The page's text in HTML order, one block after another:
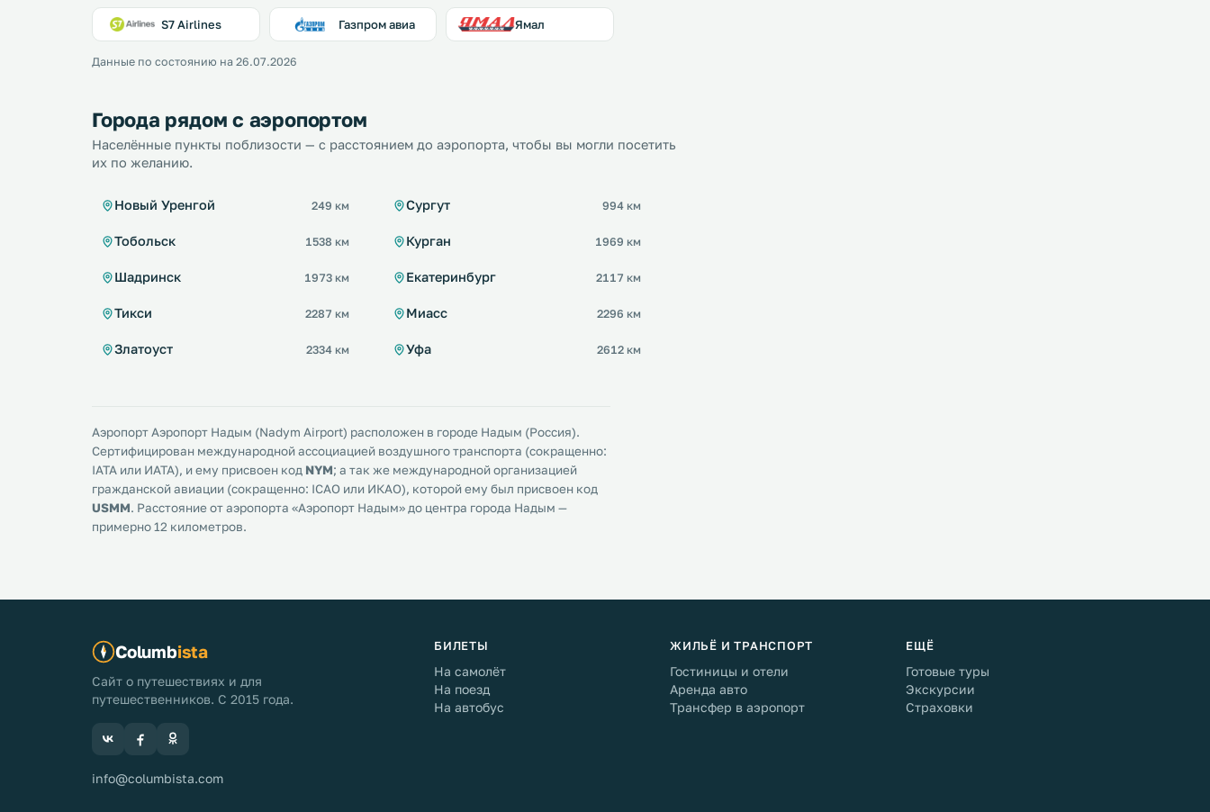
S7 Airlines Газпром авиа Ямал
Данные по состоянию на 26.07.2026
Города рядом с аэропортом
Населённые пункты поблизости — с расстоянием до аэропорта, чтобы вы могли посетить
их по желанию.
Новый Уренгой 249 км Сургут 994 км
Тобольск 1538 км Курган 1969 км
Шадринск 1973 км Екатеринбург 2117 км
Тикси 2287 км Миасс 2296 км
Златоуст 2334 км Уфа 2612 км
Аэропорт Аэропорт Надым (Nadym Airport) расположен в городе Надым (Россия).
Сертифицирован международной ассоциацией воздушного транспорта (сокращенно:
IATA или ИАТА), и ему присвоен код NYM; а так же международной организацией
гражданской авиации (сокращенно: ICAO или ИКАО), которой ему был присвоен код
USMM. Расстояние от аэропорта «Аэропорт Надым» до центра города Надым —
примерно 12 километров.
Columbista
Сайт о путешествиях и для
путешественников. С 2015 года.
info@columbista.com
БИЛЕТЫ
На самолёт
На поезд
На автобус
ЖИЛЬЁ И ТРАНСПОРТ
Гостиницы и отели
Аренда авто
Трансфер в аэропорт
ЕЩЁ
Готовые туры
Экскурсии
Страховки